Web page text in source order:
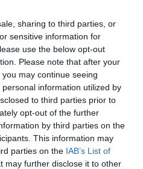
sharing to third parties, or
sensitive information for
use the below opt-out
Please note that after your
may continue seeing
information utilized by
to third parties prior to
opt-out of the further
by third parties on the
This information may
parties on the IAB’s List of
may further disclose it to other
och låt puttra i ca 35-
utan att de kokas
förbereder du riset.
vatten och försök att
av stärkelsen utan att
riset stå i blöt i 30 min.